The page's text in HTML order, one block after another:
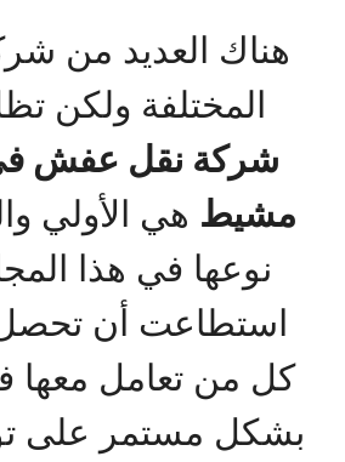
هناك العديد من
المختلفة ولكن
شركة نقل عفش
مشيط هي الأولي
نوعها في هذا
استطاعت أن
كل من تعامل
بشكل مستمر على